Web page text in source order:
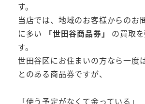
す。
当店では、地域のお客様からのお
に多い
「世田谷商品券」
の買取
す。
世田谷区にお住まいの方なら一度
とのある商品券ですが、
「使う予定がなくて余っている」